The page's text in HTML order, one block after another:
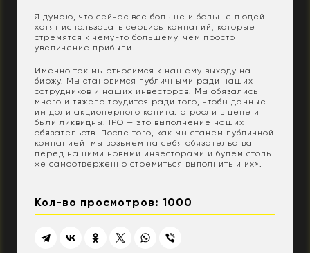
Я думаю, что сейчас все больше и больше людей
хотят использовать сервисы компаний, которые
стремятся к чему-то большему, чем просто
увеличение прибыли.
Именно так мы относимся к нашему выходу на
биржу. Мы становимся публичными ради наших
сотрудников и наших инвесторов. Мы обязались
много и тяжело трудится ради того, чтобы данные
им доли акционерного капитала росли в цене и
были ликвидны. IPO — это выполнение наших
обязательств. После того, как мы станем публичной
компанией, мы возьмем на себя обязательства
перед нашими новыми инвесторами и будем столь
же самоотверженно стремиться выполнить и их».
Кол-во просмотров: 1000